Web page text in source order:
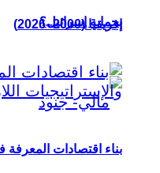
بحماية إسرائيل؟
إفريقيا (2000–2026)
بناء اقتصادات المعرفة